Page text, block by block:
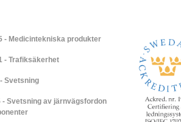
- Medicintekniska produkter
- Trafiksäkerhet
- Svetsning
- Svetsning av järnvägsfordon